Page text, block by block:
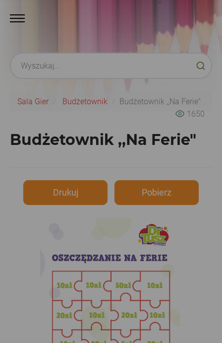
Sala Gier Budżetownik
Budżetownik ,,Na Ferie"
1650
Budżetownik ,,Na Ferie"
Drukuj Pobierz